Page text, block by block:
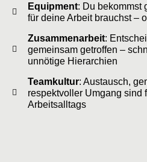
Equipment: Du bekommst
für deine Arbeit brauchst –
Zusammenarbeit:
gemeinsam getroffen –
unnötige Hierarchien
Teamkultur: Austausch,
respektvoller Umgang sind
Arbeitsalltags